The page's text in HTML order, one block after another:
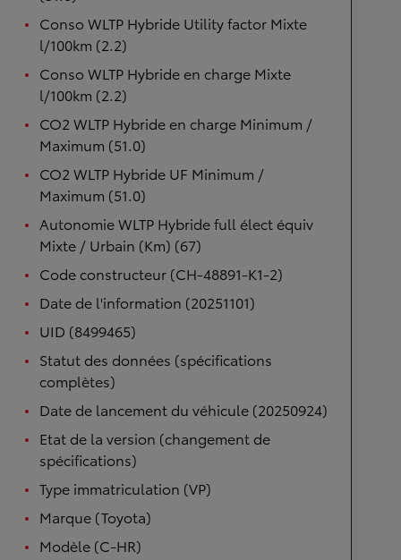
Conso WLTP Hybride Utility factor Mixte
l/100km (2.2)
Conso WLTP Hybride en charge Mixte
l/100km (2.2)
CO2 WLTP Hybride en charge Minimum /
Maximum (51.0)
CO2 WLTP Hybride UF Minimum /
Maximum (51.0)
Autonomie WLTP Hybride full élect équiv
Mixte / Urbain (Km) (67)
Code constructeur (CH-48891-K1-2)
Date de l'information (20251101)
UID (8499465)
Statut des données (spécifications
complètes)
Date de lancement du véhicule (20250924)
Etat de la version (changement de
spécifications)
Type immatriculation (VP)
Marque (Toyota)
Modèle (C-HR)